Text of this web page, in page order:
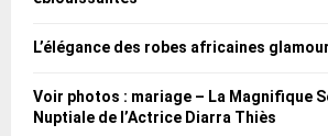
L’élégance des robes africaines
Voir photos : mariage – La Magnifique
Nuptiale de l’Actrice Diarra Thiès